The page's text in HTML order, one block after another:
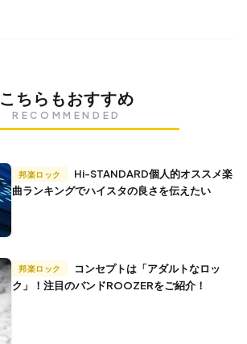
こちらもおすすめ
RECOMMENDED
邦楽ロック
曲ランキングでハイスタの良さを伝えたい
邦楽ロック
ク」！注目のバンドROOZERをご紹介！